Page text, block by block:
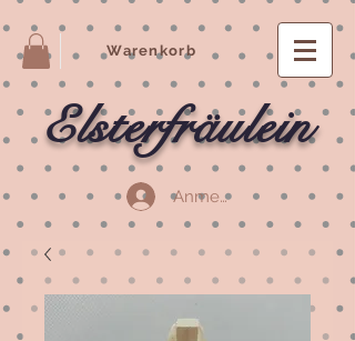
Warenkorb
Elsterfräulein
Anmelden